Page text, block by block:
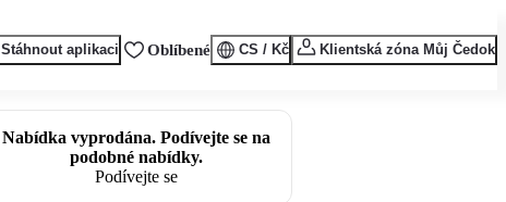
Stáhnout aplikaci Oblíbené CS / Kč Klientská zóna Můj Čedok
Nabídka vyprodána. Podívejte se na
podobné nabídky.
Podívejte se